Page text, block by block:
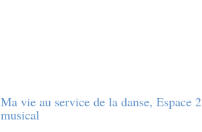
Ma vie au service de la danse,
musical